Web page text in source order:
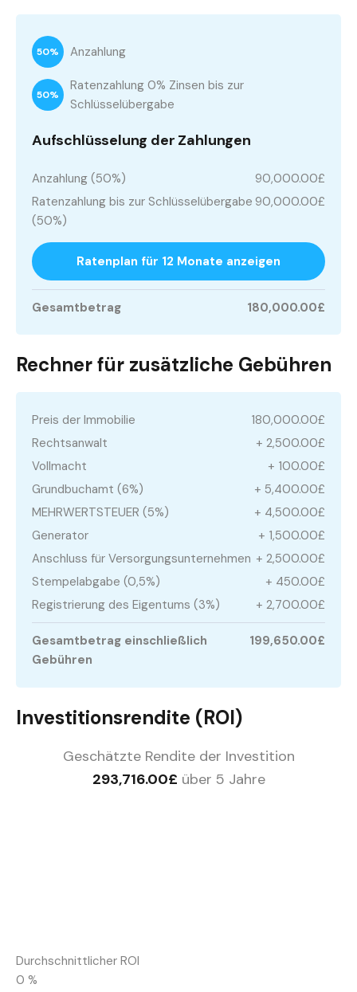
50% Anzahlung
50%
Ratenzahlung 0% Zinsen bis zur
Schlüsselübergabe
Aufschlüsselung der Zahlungen
Anzahlung (50%)
90,000.00£
Ratenzahlung bis zur Schlüsselübergabe
(50%)
90,000.00£
Ratenplan für 12 Monate anzeigen
Gesamtbetrag 180,000.00£
Rechner für zusätzliche Gebühren
Preis der Immobilie
180,000.00£
Rechtsanwalt
+ 2,500.00£
Vollmacht
+ 100.00£
Grundbuchamt (6%)
+ 5,400.00£
MEHRWERTSTEUER (5%)
+ 4,500.00£
Generator
+ 1,500.00£
Anschluss für Versorgungsunternehmen + 2,500.00£
Stempelabgabe (0,5%)
+ 450.00£
Registrierung des Eigentums (3%)
+ 2,700.00£
Gesamtbetrag einschließlich
Gebühren
199,650.00£
Investitionsrendite (ROI)
Geschätzte Rendite der Investition
293,716.00£ über 5 Jahre
Durchschnittlicher ROI
0 %